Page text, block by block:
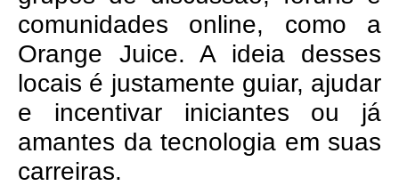
comunidades online, como a
Orange Juice. A ideia desses
locais é justamente guiar, ajudar
e incentivar iniciantes ou já
amantes da tecnologia em suas
carreiras.